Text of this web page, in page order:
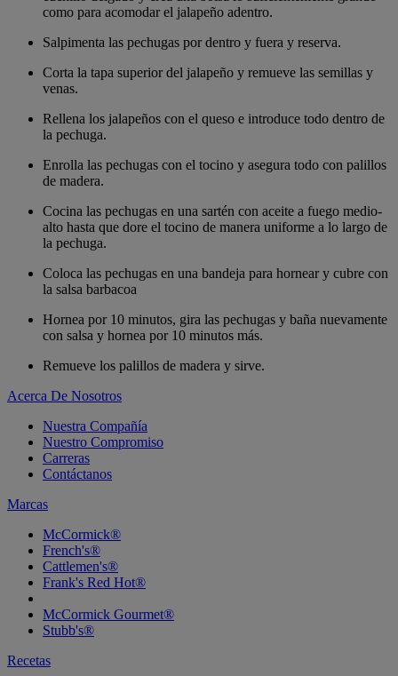
como para acomodar el jalapeño adentro.
Salpimenta las pechugas por dentro y fuera y reserva.
Corta la tapa superior del jalapeño y remueve las semillas y
venas.
Rellena los jalapeños con el queso e introduce todo dentro de
la pechuga.
Enrolla las pechugas con el tocino y asegura todo con palillos
de madera.
Cocina las pechugas en una sartén con aceite a fuego medio-
alto hasta que dore el tocino de manera uniforme a lo largo de
la pechuga.
Coloca las pechugas en una bandeja para hornear y cubre con
la salsa barbacoa
Hornea por 10 minutos, gira las pechugas y baña nuevamente
con salsa y hornea por 10 minutos más.
Remueve los palillos de madera y sirve.
Acerca De Nosotros
Nuestra Compañía
Nuestro Compromiso
Carreras
Contáctanos
Marcas
McCormick®
French's®
Cattlemen's®
Frank's Red Hot®
McCormick Gourmet®
Stubb's®
Recetas